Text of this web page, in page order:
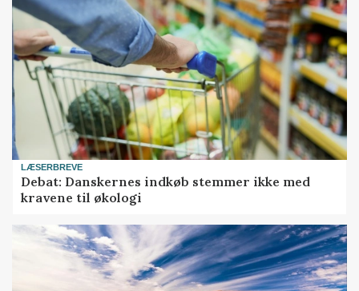
LÆSERBREVE
Debat: Danskernes indkøb stemmer ikke med
kravene til økologi